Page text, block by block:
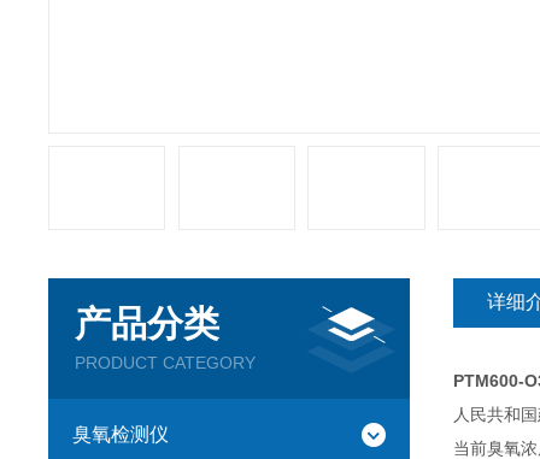
产品分类
PRODUCT CATEGORY
臭氧检测仪
详细
PTM600-
人民共和
当前臭氧